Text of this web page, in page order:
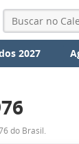
2027
do Brasil.